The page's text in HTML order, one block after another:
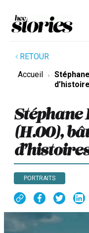
RETOUR
Accueil
Stéphane
(H.00),
PORTRAITS